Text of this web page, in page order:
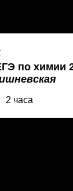
по химии
часа